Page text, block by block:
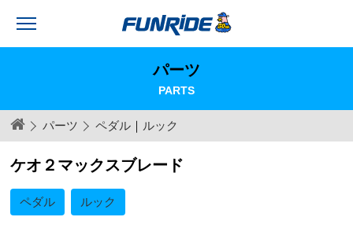
パーツ
PARTS
パーツ ペダル ｜ ルック
ケオ２マックスブレード
ペダル ルック